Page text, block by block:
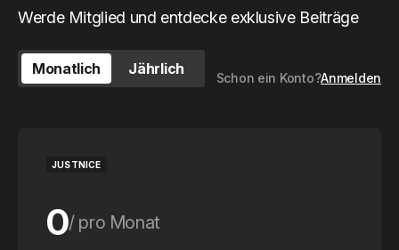
Werde Mitglied und entdecke exklusive Beiträge
Monatlich Jährlich
Schon ein Konto?Anmelden
JUSTNICE
0 pro Monat